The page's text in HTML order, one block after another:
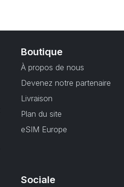
Boutique
À propos de nous
Devenez notre partenaire
Livraison
Plan du site
eSIM Europe
Sociale